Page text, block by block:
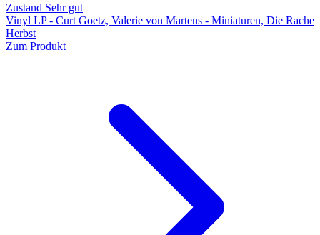
Zustand Sehr gut
Vinyl LP - Curt Goetz, Valerie von Martens - Miniaturen, Die Rache
Herbst
Zum Produkt